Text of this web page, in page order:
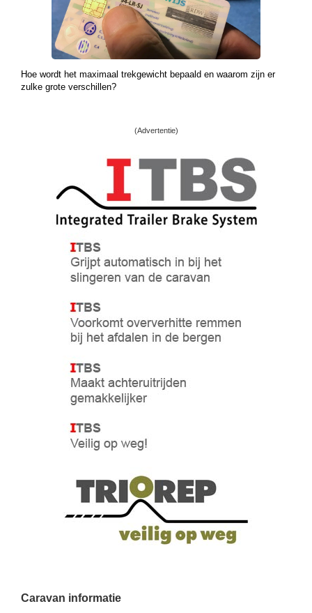
Hoe wordt het maximaal trekgewicht bepaald en waarom zijn er
zulke grote verschillen?
(Advertentie)
Caravan informatie